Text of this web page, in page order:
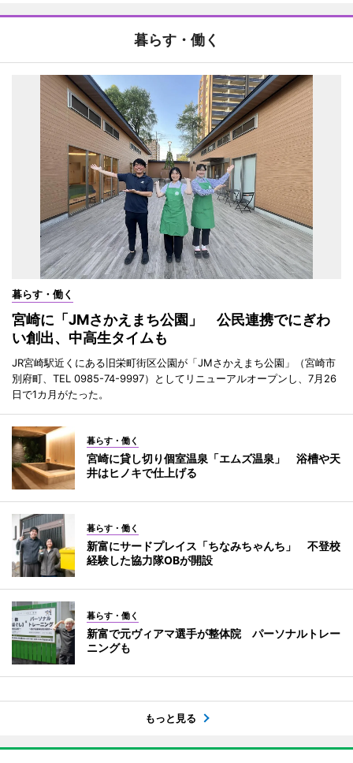
暮らす・働く
暮らす・働く
宮崎に「JMさかえまち公園」 公民連携でにぎわ
い創出、中高生タイムも
JR宮崎駅近くにある旧栄町街区公園が「JMさかえまち公園」（宮崎市
別府町、TEL 0985-74-9997）としてリニューアルオープンし、7月26
日で1カ月がたった。
暮らす・働く
宮崎に貸し切り個室温泉「エムズ温泉」 浴槽や天
井はヒノキで仕上げる
暮らす・働く
新富にサードプレイス「ちなみちゃんち」 不登校
経験した協力隊OBが開設
暮らす・働く
新富で元ヴィアマ選手が整体院 パーソナルトレー
ニングも
もっと見る